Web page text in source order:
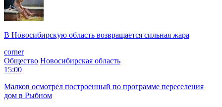
В Новосибирскую область возвращается сильная жара
corner
Общество Новосибирская область
15:00
Малков осмотрел построенный по программе переселения
дом в Рыбном